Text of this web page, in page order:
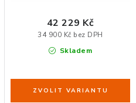
Skladem
34 900 Kč bez DPH
42 229 Kč